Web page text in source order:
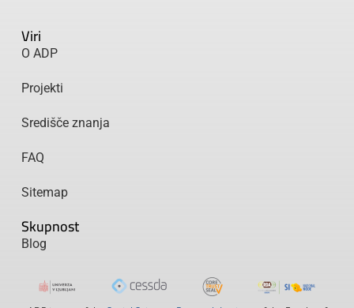
Viri
O ADP
Projekti
Središče znanja
FAQ
Sitemap
Skupnost
Blog